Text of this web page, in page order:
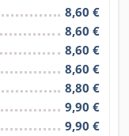
8,60 €
8,60 €
8,60 €
8,60 €
8,80 €
9,90 €
9,90 €